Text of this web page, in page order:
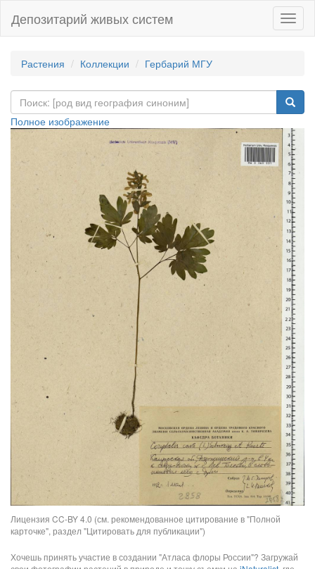
Депозитарий живых систем
Растения Коллекции Гербарий МГУ
Полное изображение
Лицензия CC-BY 4.0 (см. рекомендованное цитирование в "Полной
карточке", раздел "Цитировать для публикации")
Хочешь принять участие в создании "Атласа флоры России"? Загружай